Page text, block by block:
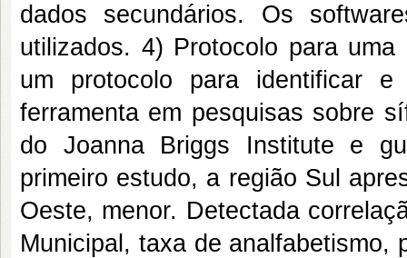
dados secundários. Os
utilizados. 4) Protocolo para
um protocolo para identificar
ferramenta em pesquisas sobre
do Joanna Briggs Institute e
primeiro estudo, a região Sul
Oeste, menor. Detectada
Municipal, taxa de analfabetismo,